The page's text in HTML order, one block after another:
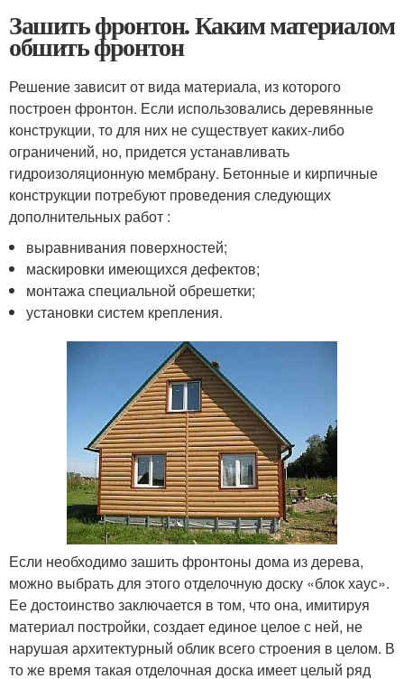
Зашить фронтон. Каким материалом
обшить фронтон
Решение зависит от вида материала, из которого
построен фронтон. Если использовались деревянные
конструкции, то для них не существует каких-либо
ограничений, но, придется устанавливать
гидроизоляционную мембрану. Бетонные и кирпичные
конструкции потребуют проведения следующих
дополнительных работ :
выравнивания поверхностей;
маскировки имеющихся дефектов;
монтажа специальной обрешетки;
установки систем крепления.
Если необходимо зашить фронтоны дома из дерева,
можно выбрать для этого отделочную доску «блок хаус».
Ее достоинство заключается в том, что она, имитируя
материал постройки, создает единое целое с ней, не
нарушая архитектурный облик всего строения в целом. В
то же время такая отделочная доска имеет целый ряд